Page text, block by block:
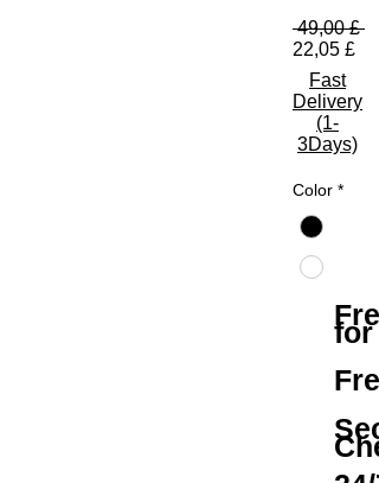
49,00 £
22,05 £
Fast
Delivery
(1-
3Days)
Color *
for